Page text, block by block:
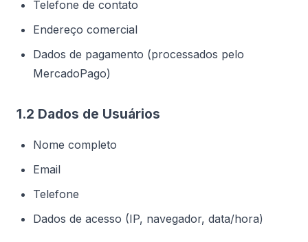
Telefone de contato
Endereço comercial
Dados de pagamento (processados pelo
MercadoPago)
1.2 Dados de Usuários
Nome completo
Email
Telefone
Dados de acesso (IP, navegador, data/hora)